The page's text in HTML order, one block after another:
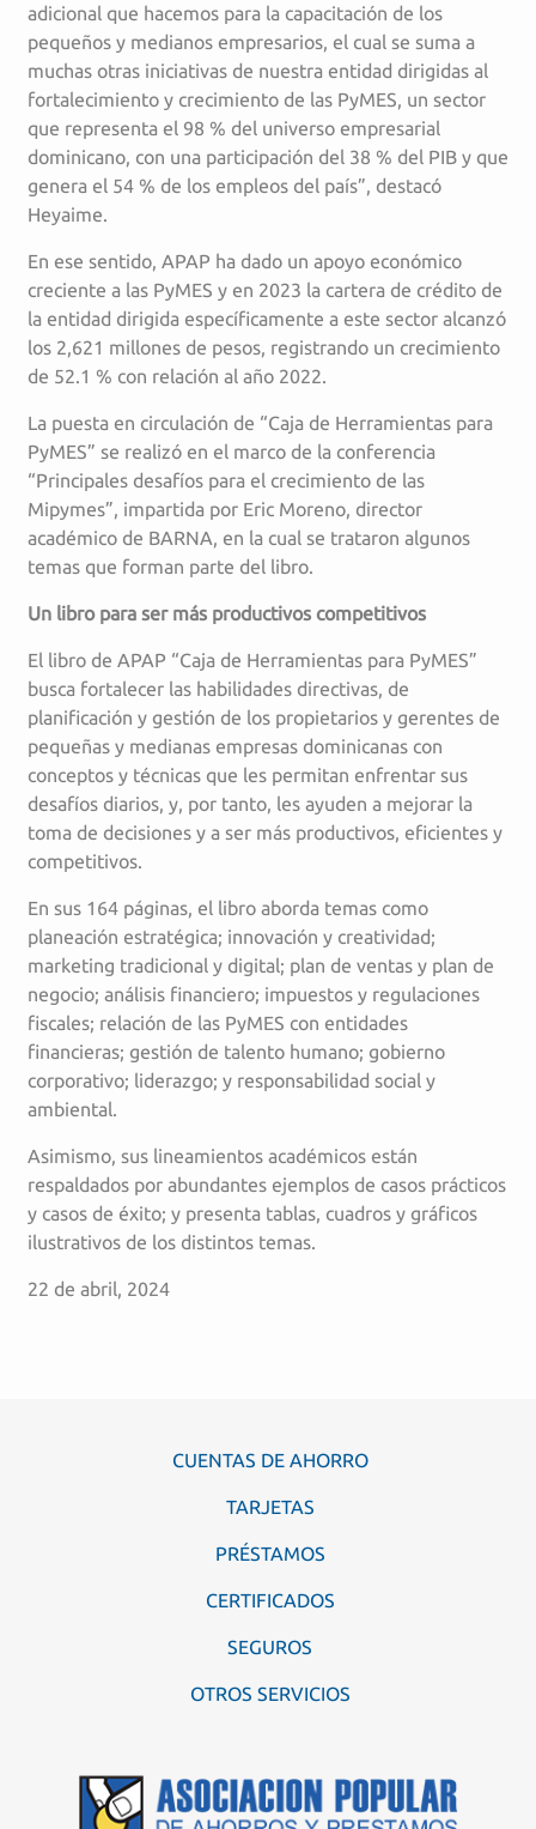
adicional que hacemos para la capacitación de los
pequeños y medianos empresarios, el cual se suma a
muchas otras iniciativas de nuestra entidad dirigidas al
fortalecimiento y crecimiento de las PyMES, un sector
que representa el 98 % del universo empresarial
dominicano, con una participación del 38 % del PIB y que
genera el 54 % de los empleos del país”, destacó
Heyaime.
En ese sentido, APAP ha dado un apoyo económico
creciente a las PyMES y en 2023 la cartera de crédito de
la entidad dirigida específicamente a este sector alcanzó
los 2,621 millones de pesos, registrando un crecimiento
de 52.1 % con relación al año 2022.
La puesta en circulación de “Caja de Herramientas para
PyMES” se realizó en el marco de la conferencia
“Principales desafíos para el crecimiento de las
Mipymes”, impartida por Eric Moreno, director
académico de BARNA, en la cual se trataron algunos
temas que forman parte del libro.
Un libro para ser más productivos competitivos
El libro de APAP “Caja de Herramientas para PyMES”
busca fortalecer las habilidades directivas, de
planificación y gestión de los propietarios y gerentes de
pequeñas y medianas empresas dominicanas con
conceptos y técnicas que les permitan enfrentar sus
desafíos diarios, y, por tanto, les ayuden a mejorar la
toma de decisiones y a ser más productivos, eficientes y
competitivos.
En sus 164 páginas, el libro aborda temas como
planeación estratégica; innovación y creatividad;
marketing tradicional y digital; plan de ventas y plan de
negocio; análisis financiero; impuestos y regulaciones
fiscales; relación de las PyMES con entidades
financieras; gestión de talento humano; gobierno
corporativo; liderazgo; y responsabilidad social y
ambiental.
Asimismo, sus lineamientos académicos están
respaldados por abundantes ejemplos de casos prácticos
y casos de éxito; y presenta tablas, cuadros y gráficos
ilustrativos de los distintos temas.
22 de abril, 2024
CUENTAS DE AHORRO
TARJETAS
PRÉSTAMOS
CERTIFICADOS
SEGUROS
OTROS SERVICIOS